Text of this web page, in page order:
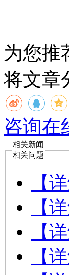
为您推
将文章
咨询在
相关新闻
相关问题
【
【
【
【